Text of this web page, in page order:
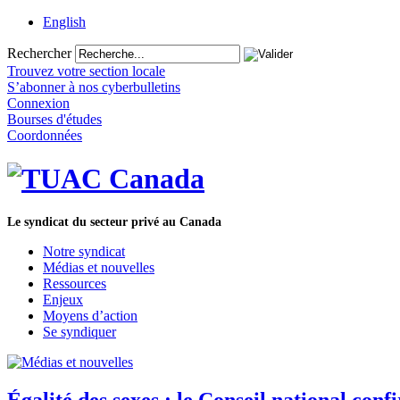
English
Rechercher
Trouvez votre section locale
S’abonner à nos cyberbulletins
Connexion
Bourses d'études
Coordonnées
Le syndicat du secteur privé au Canada
Notre syndicat
Médias et nouvelles
Ressources
Enjeux
Moyens d’action
Se syndiquer